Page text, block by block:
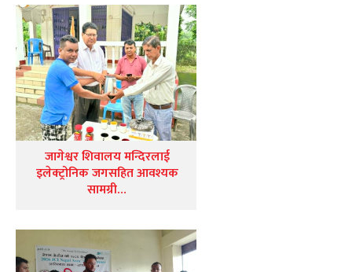
जागेश्वर शिवालय मन्दिरलाई
इलेक्ट्रोनिक जगसहित आवश्यक
सामग्री…